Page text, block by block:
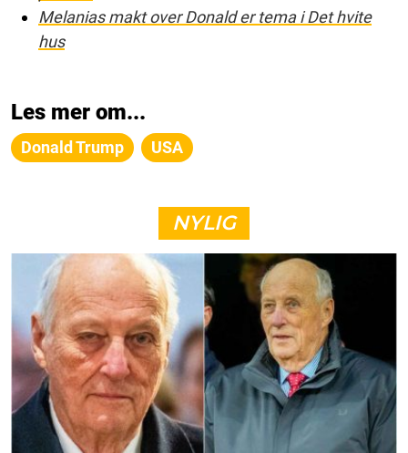
Melanias makt over Donald er tema i Det hvite
hus
Les mer om...
Donald Trump USA
NYLIG